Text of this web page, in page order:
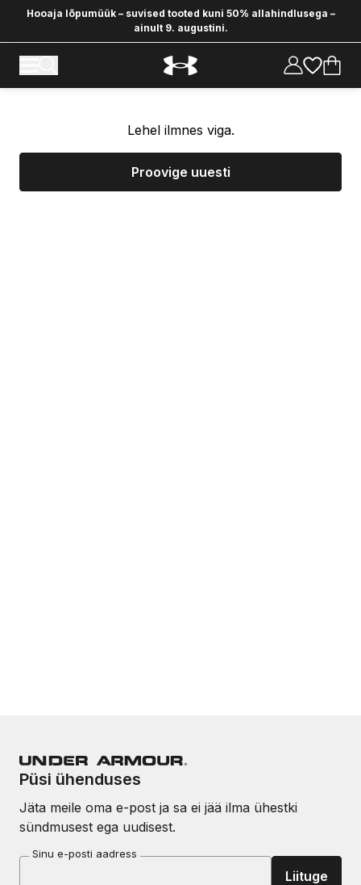
Hooaja lõpumüük – suvised tooted kuni 50% allahindlusega –
ainult 9. augustini.
Lehel ilmnes viga.
Proovige uuesti
Püsi ühenduses
Jäta meile oma e-post ja sa ei jää ilma ühestki
sündmusest ega uudisest.
Sinu e-posti aadress
Liituge